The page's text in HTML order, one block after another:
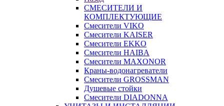
СМЕСИТЕЛИ И
КОМПЛЕКТУЮЩИЕ
Смесители VIKO
Смесители KAISER
Смесители EKKO
Смесители HAIBA
Смесители MAXONOR
Краны-водонагреватели
Смесители GROSSMAN
Душевые стойки
Смесители DIADONNA